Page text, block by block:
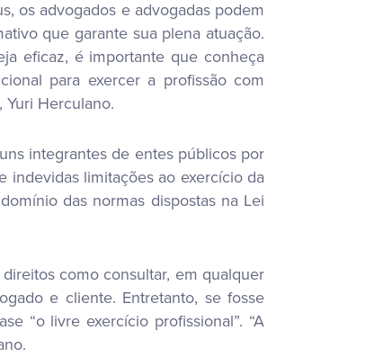
os advogados e advogadas podem
que garante sua plena atuação.
eficaz, é importante que conheça
para exercer a profissão com
Yuri Herculano.
integrantes de entes públicos por
indevidas limitações ao exercício da
das normas dispostas na Lei
como consultar, em qualquer
e cliente. Entretanto, se fosse
“o livre exercício profissional”. “A